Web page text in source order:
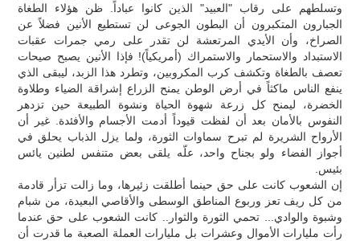
وتسلطهم على رقاب "العبيد" الذين كانوا عباداً. ظن هؤلاء الطغاة
الجبارون المتكبرون أن البطون الجوعى لن تستطيع الأنين فضلاً عن
الصراخ، وأن الأيدي المرتعشة لن تقدر على رمي جمرات عقبات
الاستبداد والاستحمار والاستمراك (أمريكياً)! فإذا الأنين يصبح صيحات
تعصف بالطغاة وتكشف كرب المكروبين، وتطرد هذا الزبد، ليبقى الذي
ينفع الناس ماكثاً في أرض الوطن يمنح الزراع إشراقة الضياء وطلاوة
الخضرة، ليمنح كل زرعة شهوة الحياة ونشوة الطبيعة حين تزدهر
النفوس بالأمان بعد أن لفظت قيوداً أدمت الأجسام والأفئدة. غير أن
الأرواح الشريرة لم تبرح سماوات الثورة، ولما يزل الذباب يحلق في
أجواز الفضاء ولو بجناح واحد، علّه يلقى بعض متنفس لطنين يائس
بئيس.
إن الشعوب كانت على حق حينما أطلقت زئيرها، وما زالت تزأر قادمة
من كل ريف تعز وربوع المناطق الوسطى والأقاصي البعيدة، من شبام
وشبوة والوادي... تحمي الثورة والثوار.. كانت الشعوب على حق عندما
رأت مليارات الأموال وعشرات بل مليارات العملة الصعبة ما قدرت أن